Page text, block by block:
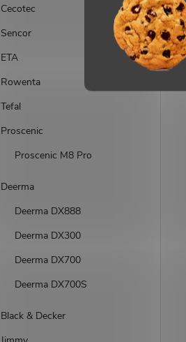
Cecotec
Sencor
ETA
Rowenta
Tefal
Proscenic
Proscenic M8 Pro
Deerma
Deerma DX888
Deerma DX300
Deerma DX700
Deerma DX700S
Black & Decker